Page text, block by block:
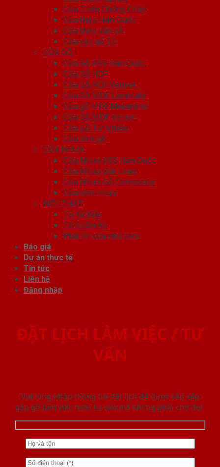
Cửa Thép Chống Cháy
Cửa thép Hàn Quốc
Cửa thép vân gỗ
Cửa vân gỗ 5D
CỬA GỖ
Cửa Gỗ ABS Hàn Quốc
Cửa Gỗ HDF
Cửa Gỗ HDF Veneer
Cửa Gỗ MDF Laminate
Cửa gỗ MDF Melamine
Cửa Gỗ MDF Veneer
Cửa Gỗ Tự Nhiên
Cửa vòm gỗ
CỬA NHỰA
Cửa Nhựa ABS Hàn Quốc
Cửa Nhựa Đài Loan
Cửa Nhựa Gỗ Composite
Cửa vòm nhựa
NỘI THẤT
Tủ Kệ Bếp
Tủ Quần Áo
Phụ kiện cửa nhà tắm
Báo giá
Dự án thực tế
Tin tức
Liên hệ
Đăng nhập
ĐẶT LỊCH LÀM VIỆC / TƯ
VẤN
Vui lòng nhập thông tin đặt lịch để được sắp xếp
gặp gỡ làm việc hoăc tư vấn mà không phải chờ đợi.